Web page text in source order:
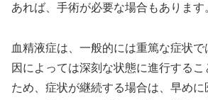
あれば、手術が必要な場合もあります
血精液症は、一般的には重篤な症状
因によっては深刻な状態に進行する
ため、症状が継続する場合は、早め